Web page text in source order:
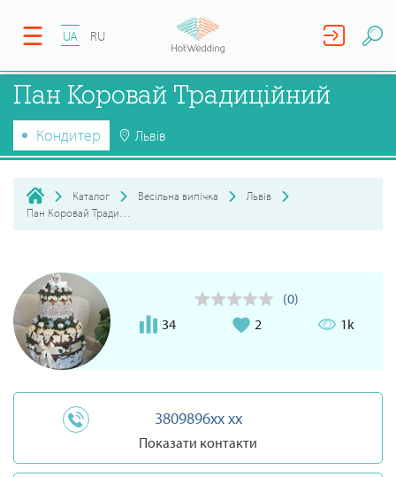
UA RU
Пан Коровай Традиційний
Кондитер Львів
Каталог Весільна випічка
Львів
(0)
34
2 1k
3809896xx xx
Показати контакти